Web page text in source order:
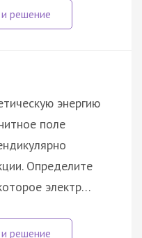
энергию
поле
Определите
электр…